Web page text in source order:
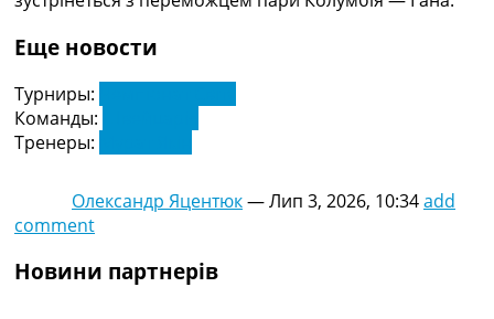
Еще новости
Турниры:
Команды:
Тренеры:
Олександр Яцентюк—Лип 3, 2026, 10:34add
comment
Новини партнерів